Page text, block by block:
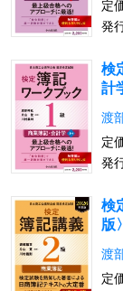
定
発
検
計
渡
定
発
検
版〉
渡
定